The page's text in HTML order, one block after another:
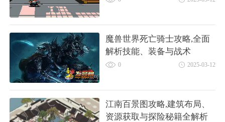
魔兽世界死亡骑士攻略,全面
解析技能、装备与战术
0 2025-03-12
江南百景图攻略,建筑布局、
资源获取与探险秘籍全解析